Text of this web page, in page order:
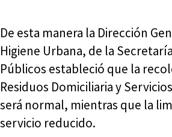
De esta manera la Dirección
Higiene Urbana, de la
Públicos estableció que la
Residuos Domiciliaria y
será normal, mientras que la
servicio reducido.